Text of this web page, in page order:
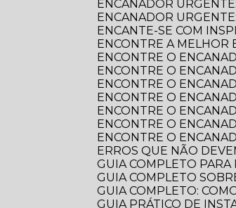
ENCANADOR
ENCANADOR
ENCANTE-SE COM
ENCONTRE A
ENCONTRE O
ENCONTRE O
ENCONTRE O
ENCONTRE O
ENCONTRE O
ENCONTRE O
ENCONTRE O
ERROS QUE NÃO
GUIA COMPLETO
GUIA COMPLETO
GUIA COMPLETO:
GUIA PRÁTICO DE